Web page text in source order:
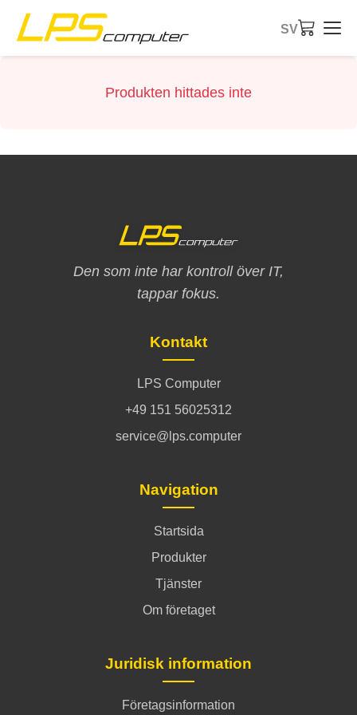
SV
Produkten hittades inte
Den som inte har kontroll över IT,
tappar fokus.
Kontakt
LPS Computer
+49 151 56025312
service@lps.computer
Navigation
Startsida
Produkter
Tjänster
Om företaget
Juridisk information
Företagsinformation